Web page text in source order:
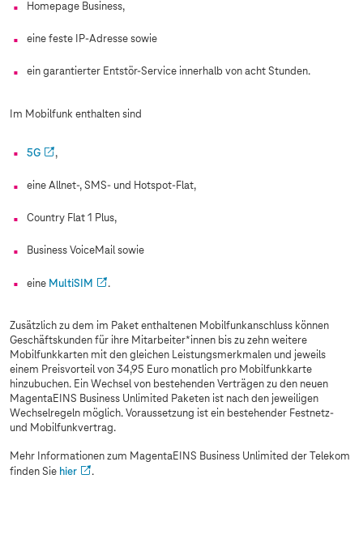
Homepage Business,
eine feste IP-Adresse sowie
ein garantierter Entstör-Service innerhalb von acht Stunden.
Im Mobilfunk enthalten sind
5G ,
eine Allnet-, SMS- und Hotspot-Flat,
Country Flat 1 Plus,
Business VoiceMail sowie
eine MultiSIM .
Zusätzlich zu dem im Paket enthaltenen Mobilfunkanschluss können
Geschäftskunden für ihre Mitarbeiter*innen bis zu zehn weitere
Mobilfunkkarten mit den gleichen Leistungsmerkmalen und jeweils
einem Preisvorteil von 34,95 Euro monatlich pro Mobilfunkkarte
hinzubuchen. Ein Wechsel von bestehenden Verträgen zu den neuen
MagentaEINS Business Unlimited Paketen ist nach den jeweiligen
Wechselregeln möglich. Voraussetzung ist ein bestehender Festnetz-
und Mobilfunkvertrag.
Mehr Informationen zum MagentaEINS Business Unlimited der Telekom
finden Sie hier .